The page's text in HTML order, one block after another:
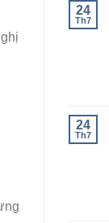
24
Th7
24
Th7